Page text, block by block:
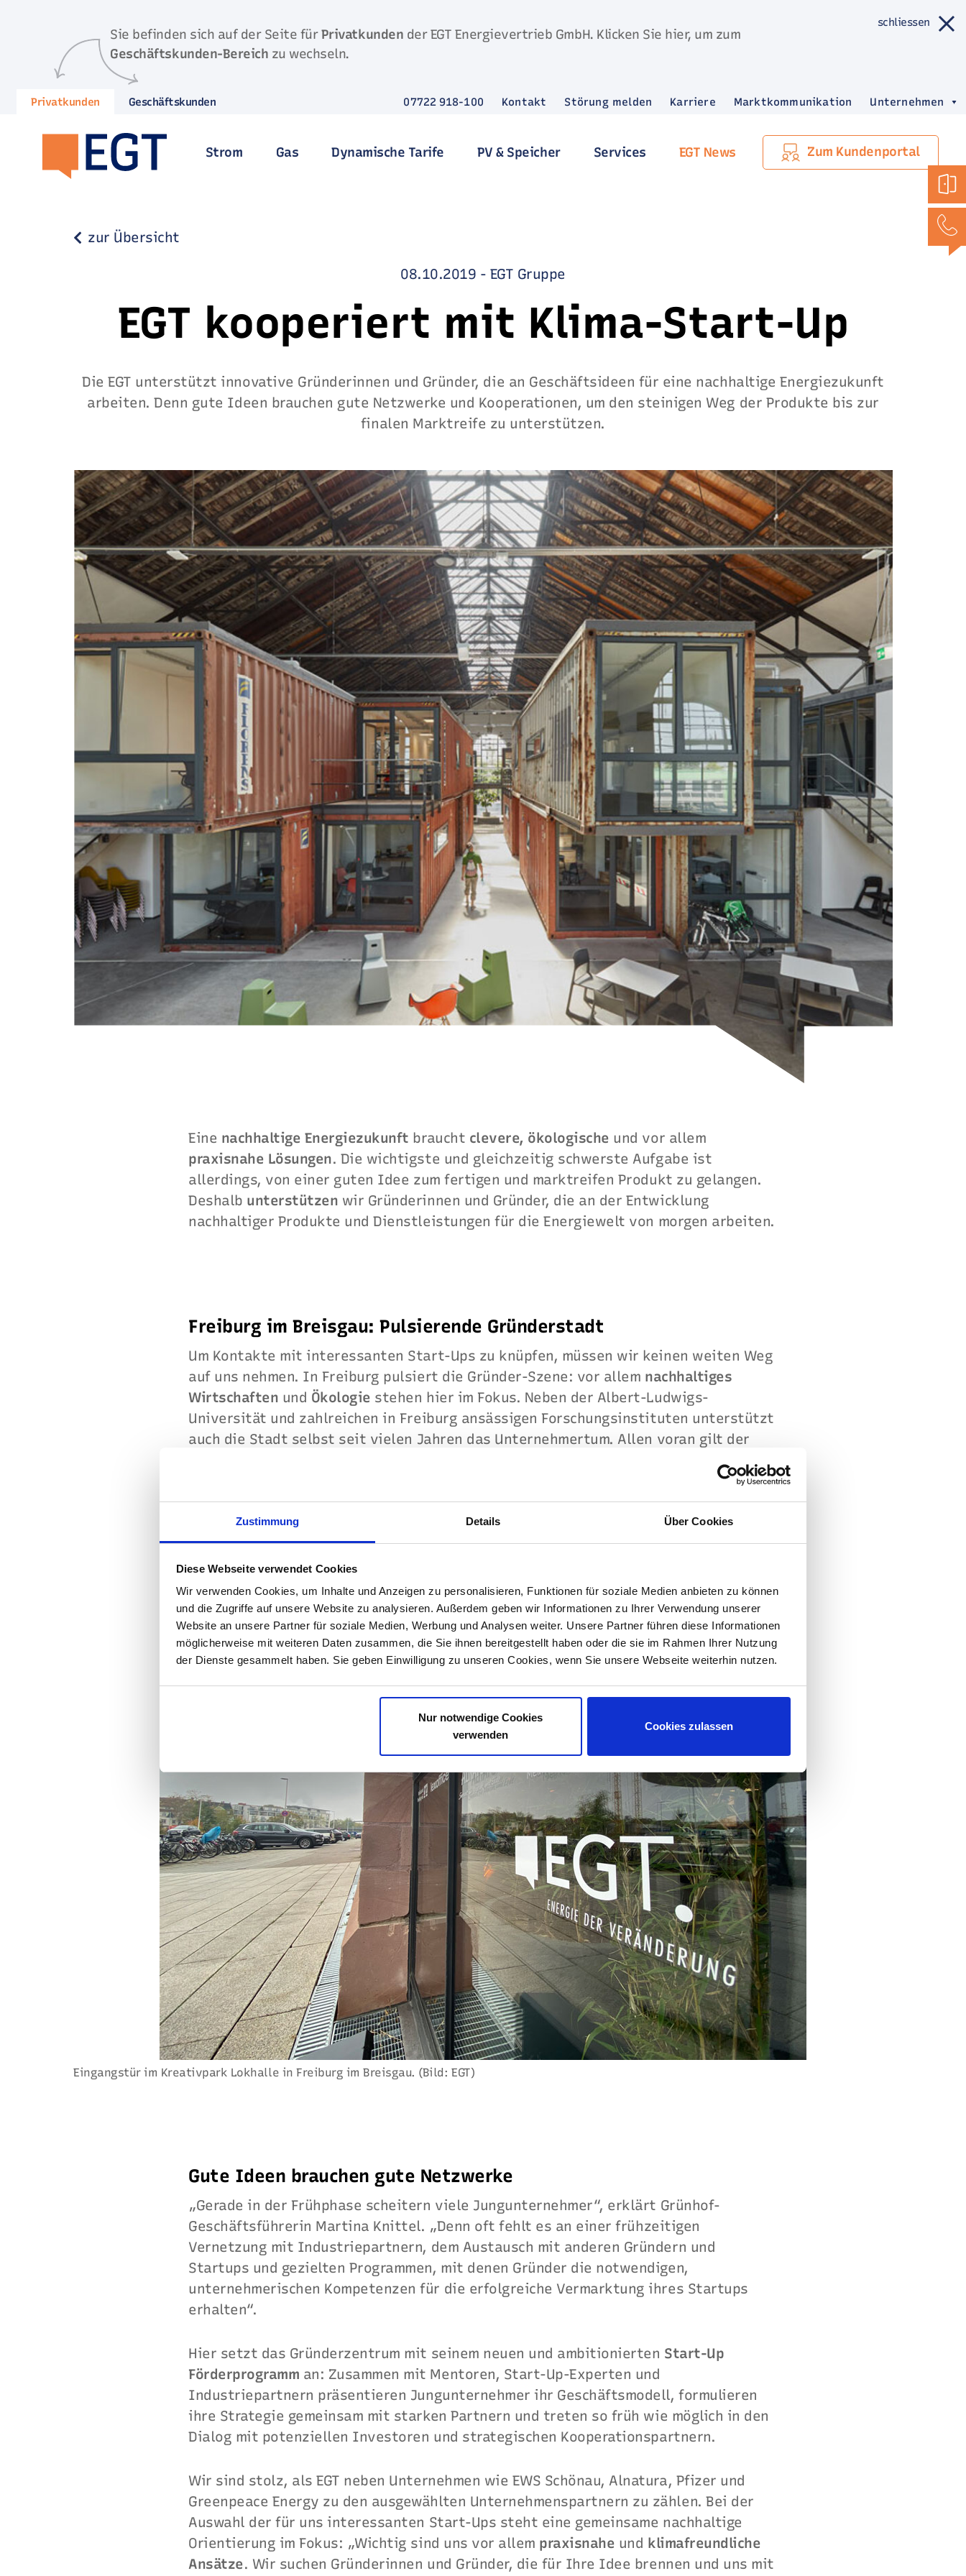
Zustimmung Details Über Cookies
Diese Webseite verwendet Cookies
Wir verwenden Cookies, um Inhalte und Anzeigen zu personalisieren, Funktionen für soziale Medien anbieten zu können
und die Zugriffe auf unsere Website zu analysieren. Außerdem geben wir Informationen zu Ihrer Verwendung unserer
Website an unsere Partner für soziale Medien, Werbung und Analysen weiter. Unsere Partner führen diese Informationen
möglicherweise mit weiteren Daten zusammen, die Sie ihnen bereitgestellt haben oder die sie im Rahmen Ihrer Nutzung
der Dienste gesammelt haben. Sie geben Einwilligung zu unseren Cookies, wenn Sie unsere Webseite weiterhin nutzen.
Nur notwendige Cookies
verwenden
Cookies zulassen
Sie befinden sich auf der Seite fürPrivatkunden der EGT Energievertrieb GmbH. Klicken Sie hier, um zum
Geschäftskunden-Bereich zu wechseln.
schliessen
Privatkunden Geschäftskunden 07722 918-100 Kontakt Störung melden Karriere Marktkommunikation Unternehmen
Strom Gas Dynamische Tarife PV & Speicher Services EGT News Zum Kundenportal
zur Übersicht
08.10.2019 - EGT Gruppe
EGT kooperiert mit Klima-Start-Up
Die EGT unterstützt innovative Gründerinnen und Gründer, die an Geschäftsideen für eine nachhaltige Energiezukunft
arbeiten. Denn gute Ideen brauchen gute Netzwerke und Kooperationen, um den steinigen Weg der Produkte bis zur
finalen Marktreife zu unterstützen.
Eine nachhaltige Energiezukunft braucht clevere, ökologische und vor allem
praxisnahe Lösungen. Die wichtigste und gleichzeitig schwerste Aufgabe ist
allerdings, von einer guten Idee zum fertigen und marktreifen Produkt zu gelangen.
Deshalb unterstützen wir Gründerinnen und Gründer, die an der Entwicklung
nachhaltiger Produkte und Dienstleistungen für die Energiewelt von morgen arbeiten.
Freiburg im Breisgau: Pulsierende Gründerstadt
Um Kontakte mit interessanten Start-Ups zu knüpfen, müssen wir keinen weiten Weg
auf uns nehmen. In Freiburg pulsiert die Gründer-Szene: vor allem nachhaltiges
Wirtschaften und Ökologie stehen hier im Fokus. Neben der Albert-Ludwigs-
Universität und zahlreichen in Freiburg ansässigen Forschungsinstituten unterstützt
auch die Stadt selbst seit vielen Jahren das Unternehmertum. Allen voran gilt der
Eingangstür im Kreativpark Lokhalle in Freiburg im Breisgau. (Bild: EGT)
Gute Ideen brauchen gute Netzwerke
„Gerade in der Frühphase scheitern viele Jungunternehmer“, erklärt Grünhof-
Geschäftsführerin Martina Knittel. „Denn oft fehlt es an einer frühzeitigen
Vernetzung mit Industriepartnern, dem Austausch mit anderen Gründern und
Startups und gezielten Programmen, mit denen Gründer die notwendigen,
unternehmerischen Kompetenzen für die erfolgreiche Vermarktung ihres Startups
erhalten“.
Hier setzt das Gründerzentrum mit seinem neuen und ambitionierten Start-Up
Förderprogramm an: Zusammen mit Mentoren, Start-Up-Experten und
Industriepartnern präsentieren Jungunternehmer ihr Geschäftsmodell, formulieren
ihre Strategie gemeinsam mit starken Partnern und treten so früh wie möglich in den
Dialog mit potenziellen Investoren und strategischen Kooperationspartnern.
Wir sind stolz, als EGT neben Unternehmen wie EWS Schönau, Alnatura, Pfizer und
Greenpeace Energy zu den ausgewählten Unternehmenspartnern zu zählen. Bei der
Auswahl der für uns interessanten Start-Ups steht eine gemeinsame nachhaltige
Orientierung im Fokus: „Wichtig sind uns vor allem praxisnahe und klimafreundliche
Ansätze. Wir suchen Gründerinnen und Gründer, die für Ihre Idee brennen und uns mit